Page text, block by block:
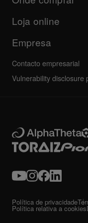
Fórum da comunidade
Suporte, reparação,
Outros
Loja online
Empresa
Contacto empresarial
Vulnerability disclosure
Política de privacidade
Política relativa a cookies